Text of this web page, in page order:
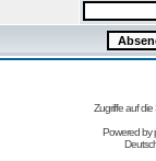
Zugriffe auf
Powered by